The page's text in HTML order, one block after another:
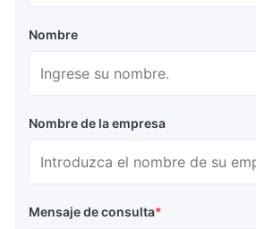
Nombre
Nombre de la empresa
Mensaje de consulta*